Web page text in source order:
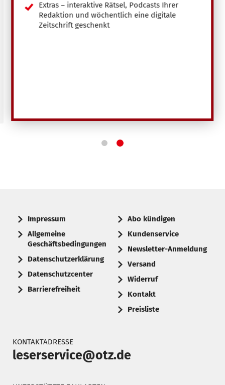
Extras – interaktive Rätsel, Podcasts Ihrer
Redaktion und wöchentlich eine digitale
Zeitschrift geschenkt
Impressum
Allgemeine
Geschäftsbedingungen
Datenschutzerklärung
Datenschutzcenter
Barrierefreiheit
Abo kündigen
Kundenservice
Newsletter-Anmeldung
Versand
Widerruf
Kontakt
Preisliste
KONTAKTADRESSE
leserservice@otz.de